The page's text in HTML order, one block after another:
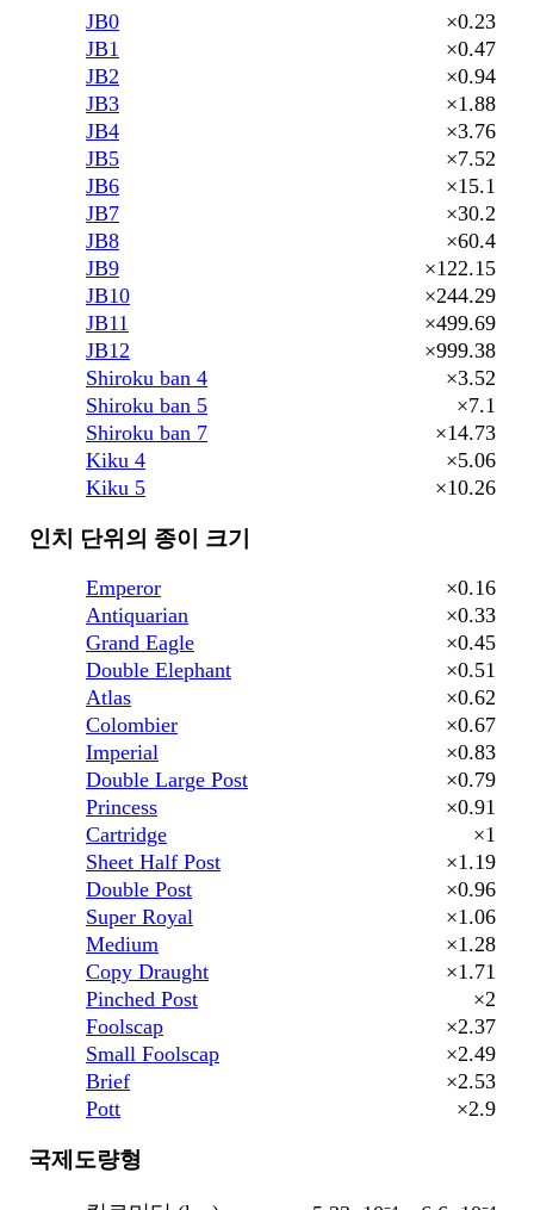
JB0
×0.23
JB1
×0.47
JB2
×0.94
JB3
×1.88
JB4
×3.76
JB5
×7.52
JB6
×15.1
JB7
×30.2
JB8
×60.4
JB9
×122.15
JB10
×244.29
JB11
×499.69
JB12
×999.38
Shiroku ban 4
×3.52
Shiroku ban 5
×7.1
Shiroku ban 7
×14.73
Kiku 4
×5.06
Kiku 5
×10.26
인치 단위의 종이 크기
Emperor
×0.16
Antiquarian
×0.33
Grand Eagle
×0.45
Double Elephant
×0.51
Atlas
×0.62
Colombier
×0.67
Imperial
×0.83
Double Large Post
×0.79
Princess
×0.91
Cartridge
×1
Sheet Half Post
×1.19
Double Post
×0.96
Super Royal
×1.06
Medium
×1.28
Copy Draught
×1.71
Pinched Post
×2
Foolscap
×2.37
Small Foolscap
×2.49
Brief
×2.53
Pott
×2.9
국제도량형